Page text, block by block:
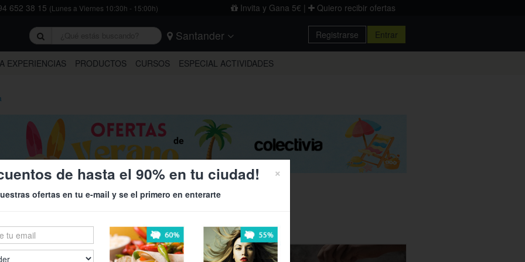
652 38 15 (Lunes a Viernes 10:30h - 15:00h) Invita y Gana 5€ | Quiero recibir ofertas
Santander Registrarse Entrar
Barcelona Bilbao Burgos
EXPERIENCIAS PRODUCTOS CURSOS ESPECIAL ACTIVIDADES
día Santander
63% 35%
×
de hasta el 90% en tu ciudad!
ofertas en tu e-mail y se el primero en enterarte